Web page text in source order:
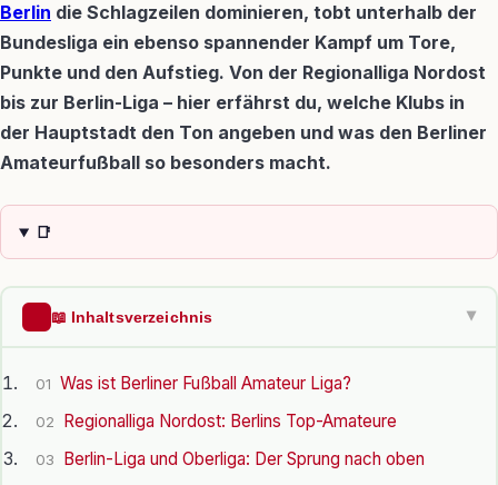
Berlin die Schlagzeilen dominieren, tobt unterhalb der
Bundesliga ein ebenso spannender Kampf um Tore,
Punkte und den Aufstieg. Von der Regionalliga Nordost
bis zur Berlin-Liga – hier erfährst du, welche Klubs in
der Hauptstadt den Ton angeben und was den Berliner
Amateurfußball so besonders macht.
📑
📖 Inhaltsverzeichnis ▶
01 Was ist Berliner Fußball Amateur Liga?
02 Regionalliga Nordost: Berlins Top-Amateure
03 Berlin-Liga und Oberliga: Der Sprung nach oben